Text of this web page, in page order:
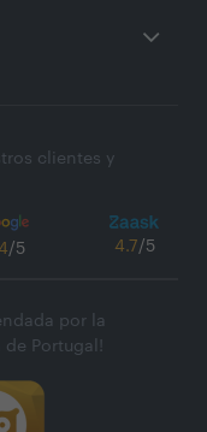
clientes y
/5 4.7/5
por la
Portugal!